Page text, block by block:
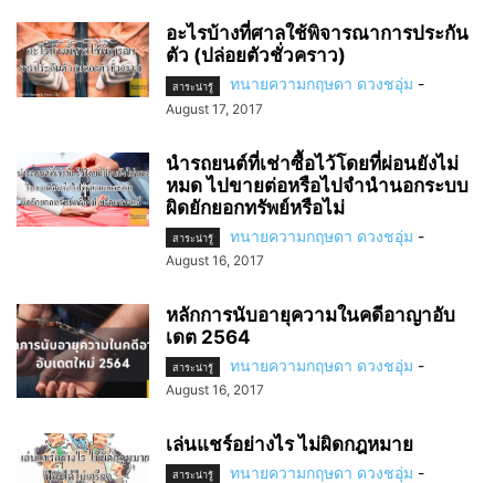
อะไรบ้างที่ศาลใช้พิจารณาการประกัน
ตัว (ปล่อยตัวชั่วคราว)
สาระน่ารู้ ทนายความกฤษดา ดวงชอุ่ม -
August 17, 2017
นำรถยนต์ที่เช่าซื้อไว้โดยที่ผ่อนยังไม่
หมด ไปขายต่อหรือไปจำนำนอกระบบ
ผิดยักยอกทรัพย์หรือไม่
สาระน่ารู้ ทนายความกฤษดา ดวงชอุ่ม -
August 16, 2017
หลักการนับอายุความในคดีอาญาอับ
เดต 2564
สาระน่ารู้ ทนายความกฤษดา ดวงชอุ่ม -
August 16, 2017
เล่นแชร์อย่างไร ไม่ผิดกฎหมาย
สาระน่ารู้ ทนายความกฤษดา ดวงชอุ่ม -